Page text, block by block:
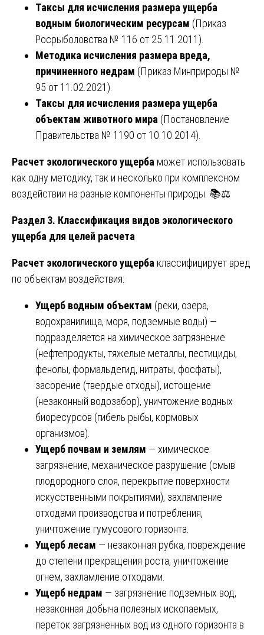
Таксы для исчисления размера ущерба
водным биологическим ресурсам (Приказ
Росрыболовства № 116 от 25.11.2011).
Методика исчисления размера вреда,
причиненного недрам (Приказ Минприроды №
95 от 11.02.2021).
Таксы для исчисления размера ущерба
объектам животного мира (Постановление
Правительства № 1190 от 10.10.2014).
Расчет экологического ущерба может использовать
как одну методику, так и несколько при комплексном
воздействии на разные компоненты природы. 📚⚖️
Раздел 3. Классификация видов экологического
ущерба для целей расчета
Расчет экологического ущерба классифицирует вред
по объектам воздействия:
Ущерб водным объектам (реки, озера,
водохранилища, моря, подземные воды) —
подразделяется на химическое загрязнение
(нефтепродукты, тяжелые металлы, пестициды,
фенолы, формальдегид, нитраты, фосфаты),
засорение (твердые отходы), истощение
(незаконный водозабор), уничтожение водных
биоресурсов (гибель рыбы, кормовых
организмов).
Ущерб почвам и землям — химическое
загрязнение, механическое разрушение (смыв
плодородного слоя, перекрытие поверхности
искусственными покрытиями), захламление
отходами производства и потребления,
уничтожение гумусового горизонта.
Ущерб лесам — незаконная рубка, повреждение
до степени прекращения роста, уничтожение
огнем, захламление отходами.
Ущерб недрам — загрязнение подземных вод,
незаконная добыча полезных ископаемых,
переток загрязненных вод из одного горизонта в